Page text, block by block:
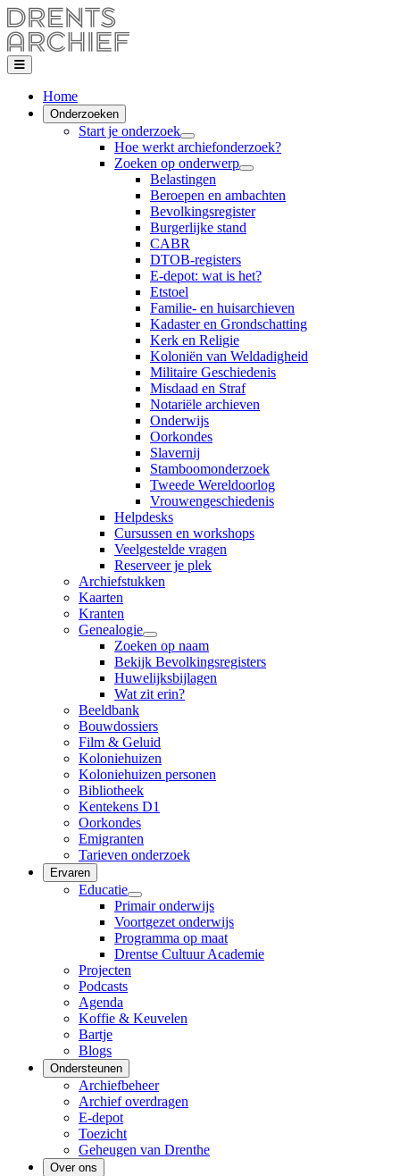
Home
Onderzoeken
Start je onderzoek
Hoe werkt archiefonderzoek?
Zoeken op onderwerp
Belastingen
Beroepen en ambachten
Bevolkingsregister
Burgerlijke stand
CABR
DTOB-registers
E-depot: wat is het?
Etstoel
Familie- en huisarchieven
Kadaster en Grondschatting
Kerk en Religie
Koloniën van Weldadigheid
Militaire Geschiedenis
Misdaad en Straf
Notariële archieven
Onderwijs
Oorkondes
Slavernij
Stamboomonderzoek
Tweede Wereldoorlog
Vrouwengeschiedenis
Helpdesks
Cursussen en workshops
Veelgestelde vragen
Reserveer je plek
Archiefstukken
Kaarten
Kranten
Genealogie
Zoeken op naam
Bekijk Bevolkingsregisters
Huwelijksbijlagen
Wat zit erin?
Beeldbank
Bouwdossiers
Film & Geluid
Koloniehuizen
Koloniehuizen personen
Bibliotheek
Kentekens D1
Oorkondes
Emigranten
Tarieven onderzoek
Ervaren
Educatie
Primair onderwijs
Voortgezet onderwijs
Programma op maat
Drentse Cultuur Academie
Projecten
Podcasts
Agenda
Koffie & Keuvelen
Bartje
Blogs
Ondersteunen
Archiefbeheer
Archief overdragen
E-depot
Toezicht
Geheugen van Drenthe
Over ons